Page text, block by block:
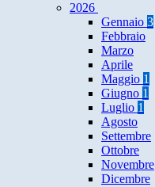
2026
Gennaio 3
Febbraio
Marzo
Aprile
Maggio 1
Giugno 1
Luglio 1
Agosto
Settembre
Ottobre
Novembre
Dicembre